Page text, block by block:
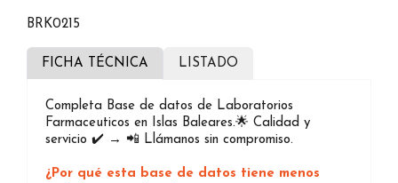
BRK0215
FICHA TÉCNICA LISTADO
Completa Base de datos de Laboratorios
Farmaceuticos en Islas Baleares.🌟 Calidad y
servicio ✔️ → 📲 Llámanos sin compromiso.
¿Por qué esta base de datos tiene menos